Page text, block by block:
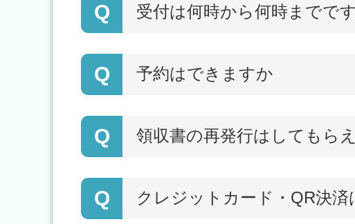
Q 受付は何時から何時までで
Q 予約はできますか
Q 領収書の再発行はしてもら
Q クレジットカード・QR決